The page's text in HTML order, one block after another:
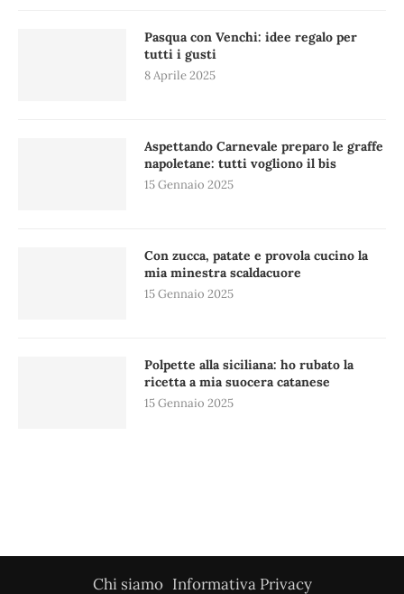
Pasqua con Venchi: idee regalo per
tutti i gusti
8 Aprile 2025
Aspettando Carnevale preparo le graffe
napoletane: tutti vogliono il bis
15 Gennaio 2025
Con zucca, patate e provola cucino la
mia minestra scaldacuore
15 Gennaio 2025
Polpette alla siciliana: ho rubato la
ricetta a mia suocera catanese
15 Gennaio 2025
Chi siamo Informativa Privacy